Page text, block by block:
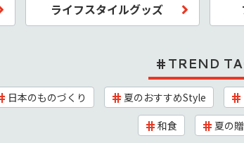
ライフスタイルグッズ
TREND
日本のものづくり 夏のおすすめStyle
和食
夏の